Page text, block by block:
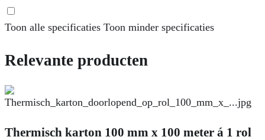
Toon alle specificaties Toon minder specificaties
Relevante producten
Thermisch karton 100 mm x 100 meter á 1 rol